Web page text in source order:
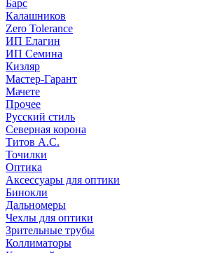
Барс
Калашников
Zero Tolerance
ИП Елагин
ИП Семина
Кизляр
Мастер-Гарант
Мачете
Прочее
Русский стиль
Северная корона
Титов А.С.
Точилки
Оптика
Аксессуары для оптики
Бинокли
Дальномеры
Чехлы для оптики
Зрительные трубы
Коллиматоры